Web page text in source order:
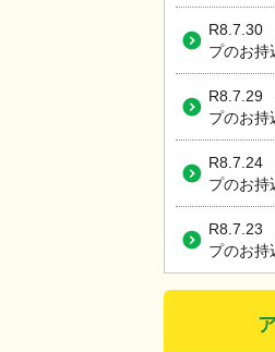
R8.7.30
プのお持
R8.7.29
プのお持
R8.7.24
プのお持
R8.7.23
プのお持